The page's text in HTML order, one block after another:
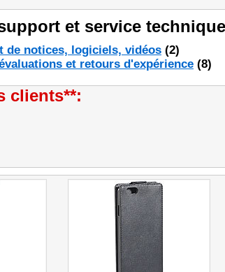
et service
de notices, logiciels, vidéos (2)
et retours d'expérience (8)
clients**: